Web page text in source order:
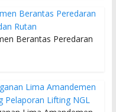
Berantas Peredaran